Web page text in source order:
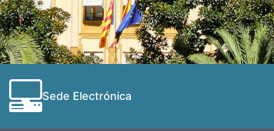
Sede Electrónica